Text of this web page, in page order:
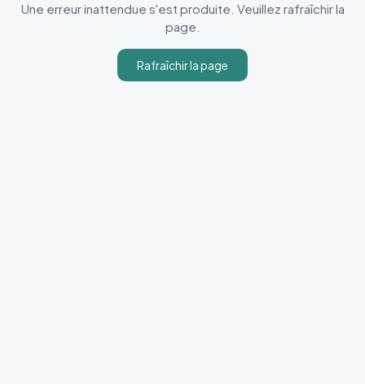
Une erreur inattendue s'est produite. Veuillez rafraîchir la
page.
Rafraîchir la page